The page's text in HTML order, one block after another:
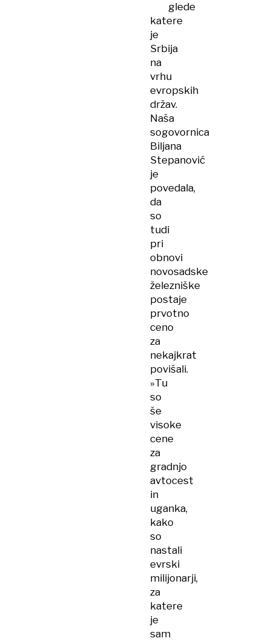
glede
katere
je
Srbija
na
vrhu
evropskih
držav.
Naša
sogovornica
Biljana
Stepanović
je
povedala,
da
so
tudi
pri
obnovi
novosadske
železniške
postaje
prvotno
ceno
za
nekajkrat
povišali.
»Tu
so
še
visoke
cene
za
gradnjo
avtocest
in
uganka,
kako
so
nastali
evrski
milijonarji,
za
katere
je
sam